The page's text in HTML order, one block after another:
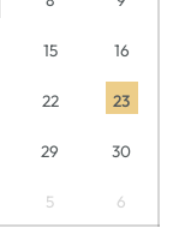
15 16
22 23
29 30
5 6